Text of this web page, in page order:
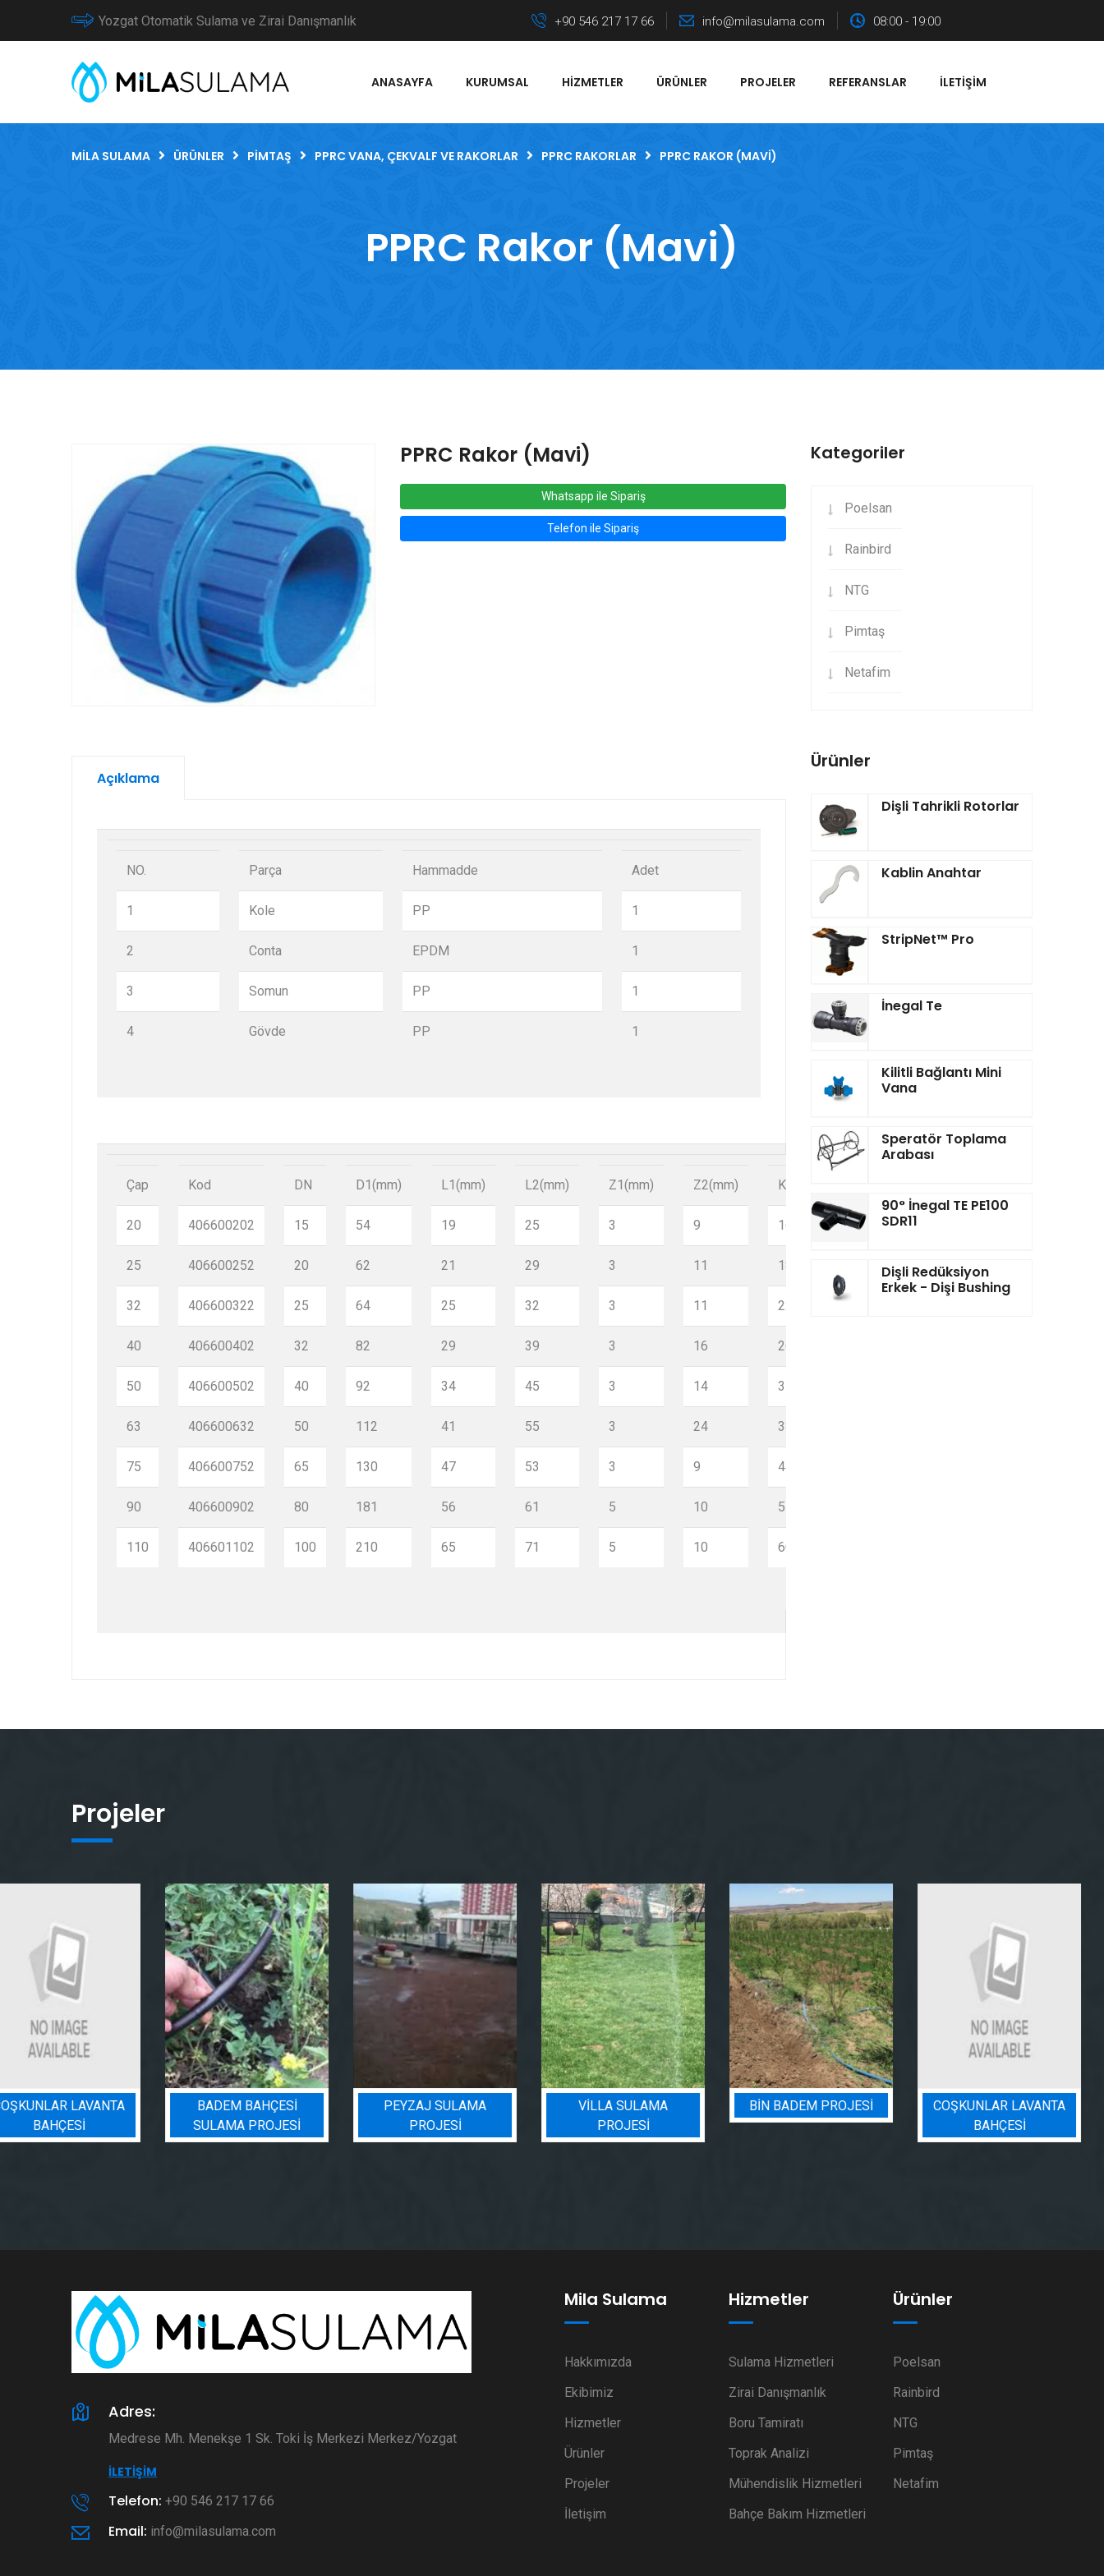
Yozgat Otomatik Sulama ve Zirai Danışmanlık +90 546 217 17 66 info@milasulama.com 08:00 - 19:00
ANASAYFA KURUMSAL HIZMETLER ÜRÜNLER PROJELER REFERANSLAR İLETIŞIM
MILA SULAMA ÜRÜNLER PIMTAŞ PPRC VANA, ÇEKVALF VE RAKORLAR PPRC RAKORLAR PPRC RAKOR (MAVI)
PPRC Rakor (Mavi)
PPRC Rakor (Mavi)
Whatsapp ile Sipariş
Telefon ile Sipariş
Açıklama
NO.
1
2
3
4
Parça
Kole
Conta
Somun
Gövde
Hammadde
PP
EPDM
PP
PP
Adet
1
1
1
1
Çap
20
25
32
40
50
63
75
90
110
Kod
406600202
406600252
406600322
406600402
406600502
406600632
406600752
406600902
406601102
DN
15
20
25
32
40
50
65
80
100
D1(mm)
54
62
64
82
92
112
130
181
210
L1(mm)
19
21
25
29
34
41
47
56
65
L2(mm)
25
29
32
39
45
55
53
61
71
Z1(mm)
3
3
3
3
3
3
3
5
5
Z2(mm)
9
11
11
16
14
24
9
10
10
K(mm)
16
18
22
26
31
38
44
51
60
0,046
0,084
Adet
100
Kategoriler
Poelsan
Rainbird
NTG
Pimtaş
Netafim
Ürünler
Dişli Tahrikli Rotorlar
Kablin Anahtar
StripNet™ Pro
İnegal Te
Kilitli Bağlantı Mini
Vana
Speratör Toplama
Arabası
90° İnegal TE PE100
SDR11
Dişli Redüksiyon
Erkek - Dişi Bushing
Projeler
BADEM BAHÇESI
SULAMA PROJESI
PEYZAJ SULAMA
PROJESI
VILLA SULAMA
PROJESI
BIN BADEM PROJESI
COŞKUNLAR LAVANTA
BAHÇESİ
BADEM BAHÇESI
SULAMA PROJESI
Adres:
Medrese Mh. Menekşe 1 Sk. Toki İş Merkezi Merkez/Yozgat
İLETIŞIM
Telefon: +90 546 217 17 66
Email: info@milasulama.com
Mila Sulama
Hakkımızda
Ekibimiz
Hizmetler
Ürünler
Projeler
İletişim
Hizmetler
Sulama Hizmetleri
Zirai Danışmanlık
Boru Tamiratı
Toprak Analizi
Mühendislik Hizmetleri
Bahçe Bakım Hizmetleri
Ürünler
Poelsan
Rainbird
NTG
Pimtaş
Netafim